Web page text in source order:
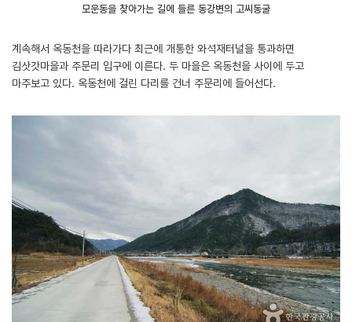
모운동을 찾아가는 길에 들른 동강변의 고씨동굴
계속해서 옥동천을 따라가다 최근에 개통한 와석재터널을 통과하면
김삿갓마을과 주문리 입구에 이른다. 두 마을은 옥동천을 사이에 두고
마주보고 있다. 옥동천에 걸린 다리를 건너 주문리에 들어선다.